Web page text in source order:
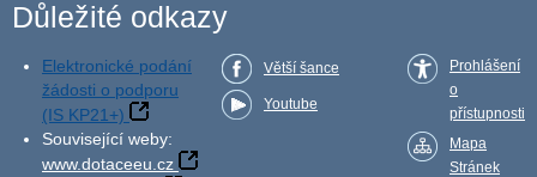
Důležité odkazy
Elektronické podání
žádosti o podporu
(IS KP21+)
Související weby:
www.dotaceeu.cz
Větší šance
Youtube
Prohlášení
o
přístupnosti
Mapa
Stránek